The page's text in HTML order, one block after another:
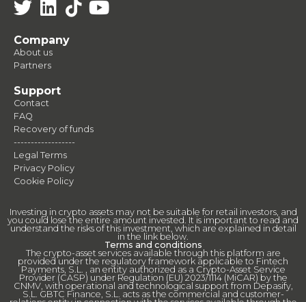
Company
About us
Partners
Support
Contact
FAQ
Recovery of funds
------------------
Legal Terms
Privacy Policy
Cookie Policy
Investing in crypto assets may not be suitable for retail investors, and
you could lose the entire amount invested. It is important to read and
understand the risks of this investment, which are explained in detail
in the link below.
Terms and conditions
The crypto-asset services available through this platform are
provided under the regulatory framework applicable to Fintech
Payments, S.L. , an entity authorized as a Crypto-Asset Service
Provider (CASP) under Regulation (EU) 2023/1114 (MiCAR) by the
CNMV, with operational and technological support from Depasify,
S.L. GBTC Finance, S.L. acts as the commercial and customer-